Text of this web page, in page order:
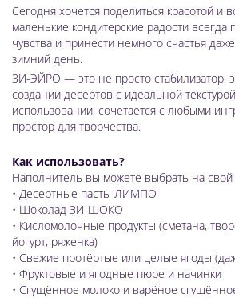
Сегодня хочется поделиться красотой и
маленькие кондитерские радости всегда
чувства и принести немного счастья
зимний день.
ЗИ-ЭЙРО — это не просто стабилизатор,
создании десертов с идеальной
использовании, сочетается с любыми
простор для творчества.
Как использовать?
Наполнитель вы можете выбрать на свой
• Десертные пасты ЛИМПО
• Шоколад ЗИ-ШОКО
• Кисломолочные продукты (сметана,
йогурт, ряженка)
• Свежие протёртые или целые ягоды
• Фруктовые и ягодные пюре и начинки
• Сгущённое молоко и варёное